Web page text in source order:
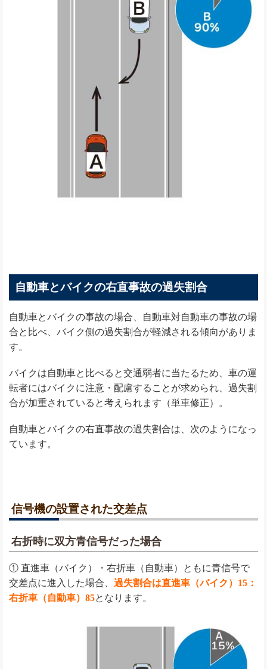
自動車とバイクの右直事故の過失割合
自動車とバイクの事故の場合、自動車対自動車の事故の場
合と比べ、バイク側の過失割合が軽減される傾向がありま
す。
バイクは自動車と比べると交通弱者に当たるため、車の運
転者にはバイクに注意・配慮することが求められ、過失割
合が加重されていると考えられます（単車修正）。
自動車とバイクの右直事故の過失割合は、次のようになっ
ています。
信号機の設置された交差点
右折時に双方青信号だった場合
① 直進車（バイク）・右折車（自動車）ともに青信号で
交差点に進入した場合、 過失割合は直進車（バイク）15：
右折車（自動車）85となります。